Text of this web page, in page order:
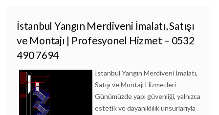
İstanbul Yangın Merdiveni İmalatı, Satışı
ve Montajı | Profesyonel Hizmet – 0532
490 7694
İstanbul Yangın Merdiveni İmalatı,
Satışı ve Montajı Hizmetleri
Günümüzde yapı güvenliği, yalnızca
estetik ve dayanıklılık unsurlarıyla